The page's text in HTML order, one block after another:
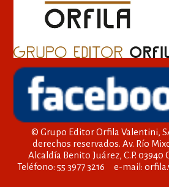
© Grupo Editor Orfila Valentini,
derechos reservados. Av. Río
Alcaldía Benito Juárez, C.P. 03940
Teléfono: 55 3977 3216 e-mail: